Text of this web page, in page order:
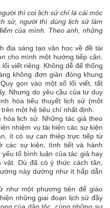
thì coi lịch sử chỉ là cái móc
sử, người thì dùng lịch sử làm
của mình. Theo anh, những
địa sáng tạo văn học về đề tài
cho mình một hướng tiếp cận,
viết riêng. Không dễ để thống
không đơn giản đóng khung
gọn vào một số lối viết, tất
Nhưng do yêu cầu của tư duy
hóa tiểu thuyết lịch sử (một
một hệ tiêu chí nhất định.
lịch sử. Những tác giả theo
nhiệm vụ tái hiện các sự kiện
ít có sự can thiệp trực tiếp từ
các sự kiện, tình tiết và hành
tố bình luận của tác giả hay
vật. Dù đã có ý thức cách tân,
này dường như ít hấp dẫn
như một phương tiện để giáo
những giai đoạn lịch sử đầy